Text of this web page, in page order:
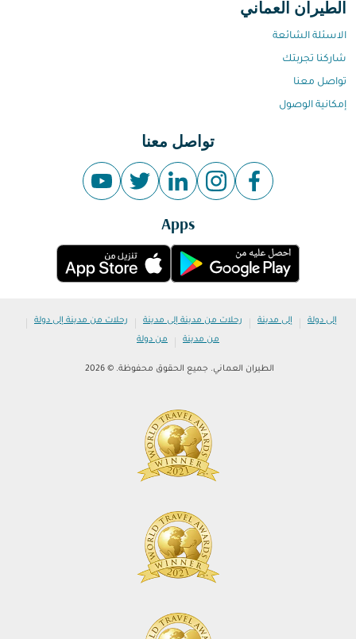
الطيران العماني
الاسئلة الشائعة
شاركنا تجربتك
تواصل معنا
إمكانية الوصول
تواصل معنا
Apps
إلى دولة | إلى مدينة | رحلات من مدينة إلى مدينة | رحلات من مدينة إلى دولة |
من مدينة | من دولة
الطيران العماني. جميع الحقوق محفوظة. © 2026